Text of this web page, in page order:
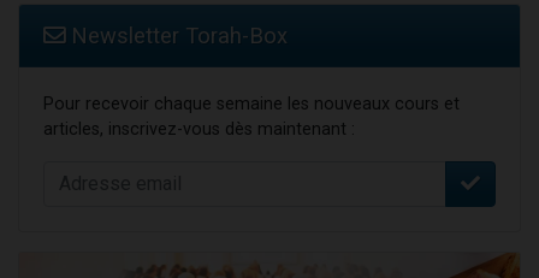
Newsletter Torah-Box
Pour recevoir chaque semaine les nouveaux cours et
articles, inscrivez-vous dès maintenant :